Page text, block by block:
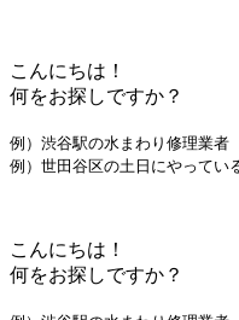
こんにちは！
何をお探しですか？
例）渋谷駅の水まわり修理業者
例）世田谷区の土日にやってい
こんにちは！
何をお探しですか？